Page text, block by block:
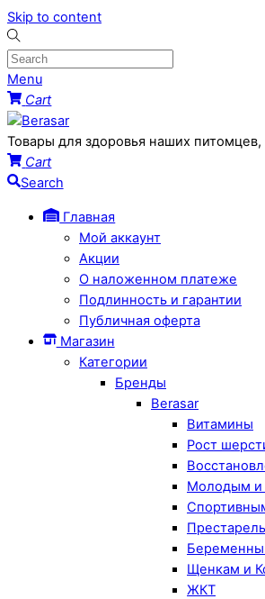
Skip to content
Menu
Cart
Товары для здоровья наших
Cart
Search
Главная
Мой аккаунт
Акции
О наложенном платеже
Подлинность и гарантии
Публичная оферта
Магазин
Категории
Бренды
Berasar
Витамины
Рост
Молодым и
Щенкам и
ЖКТ